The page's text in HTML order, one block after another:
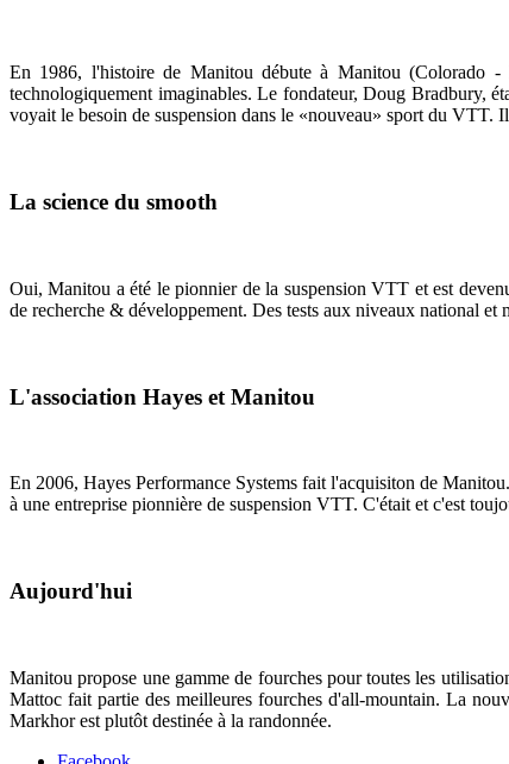
En 1986, l'histoire de Manitou débute à Manitou (Colorado
technologiquement imaginables. Le fondateur, Doug Bradbury,
voyait le besoin de suspension dans le «nouveau» sport du VTT.
La science du smooth
Oui, Manitou a été le pionnier de la suspension VTT et est
de recherche & développement. Des tests aux niveaux national et
L'association Hayes et Manitou
En 2006, Hayes Performance Systems fait l'acquisiton de
à une entreprise pionnière de suspension VTT. C'était et c'est
Aujourd'hui
Manitou propose une gamme de fourches pour toutes les
Mattoc fait partie des meilleures fourches d'all-mountain. La
Markhor est plutôt destinée à la randonnée.